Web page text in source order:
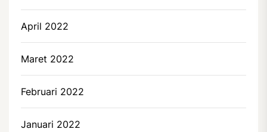
April 2022
Maret 2022
Februari 2022
Januari 2022